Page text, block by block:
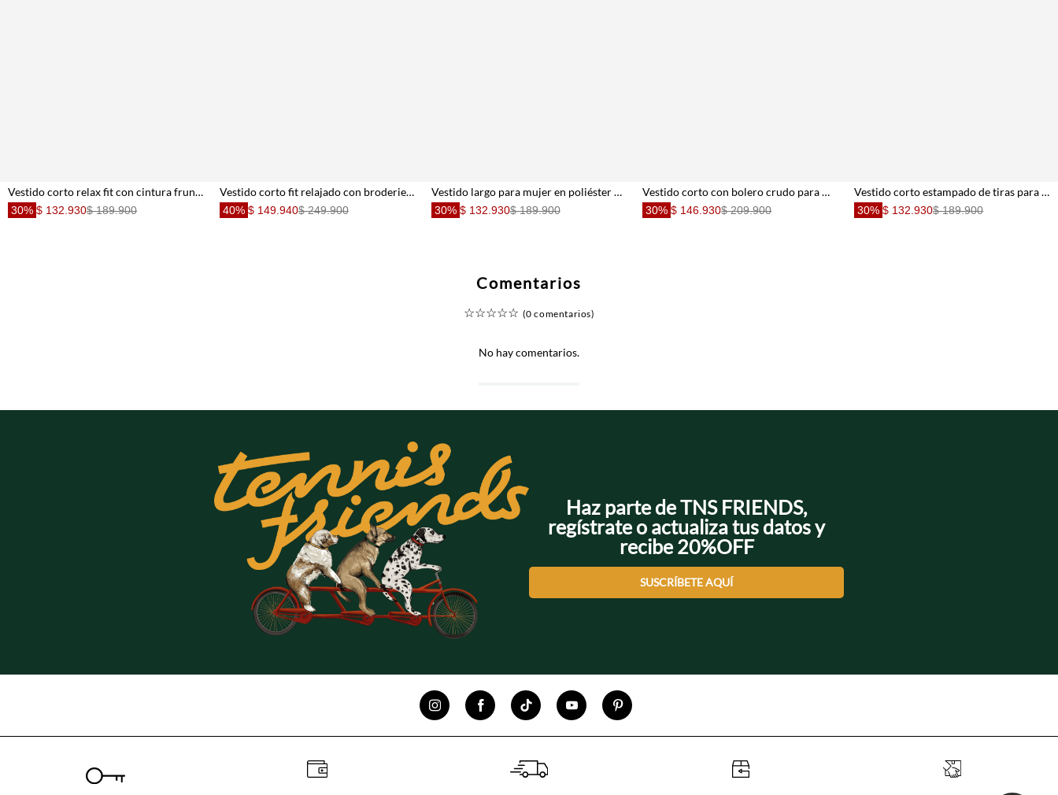
Vestido corto relax fit con cintura fruncida en estampado beige para mujer
30% $ 132.930$ 189.900
Vestido corto fit relajado con broderie calado en algodón durazno para mujer
40% $ 149.940$ 249.900
Vestido largo para mujer en poliéster verde lima fit relajado con textura arrugada
30% $ 132.930$ 189.900
Vestido corto con bolero crudo para mujer
30% $ 146.930$ 209.900
Vestido corto estampado de tiras para mujer
30% $ 132.930$ 189.900
Comentarios
☆☆☆☆☆ (0 comentarios)
No hay comentarios.
Haz parte de TNS FRIENDS,
regístrate o actualiza tus datos y
recibe 20%OFF
SUSCRÍBETE AQUÍ